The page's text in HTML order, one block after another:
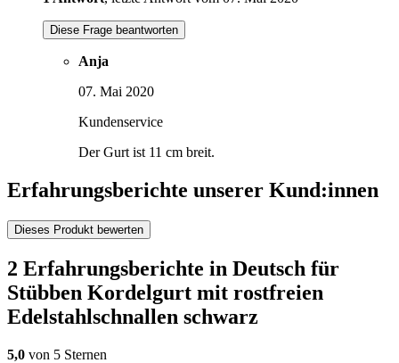
Diese Frage beantworten
Anja
07. Mai 2020
Kundenservice
Der Gurt ist 11 cm breit.
Erfahrungsberichte unserer Kund:innen
Dieses Produkt bewerten
2 Erfahrungsberichte in Deutsch für
Stübben Kordelgurt mit rostfreien
Edelstahlschnallen schwarz
5,0 von 5 Sternen